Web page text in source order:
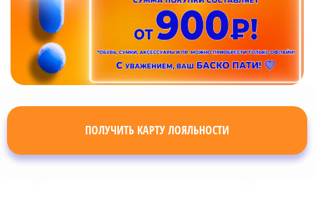
ПОЛУЧИТЬ КАРТУ ЛОЯЛЬНОСТИ